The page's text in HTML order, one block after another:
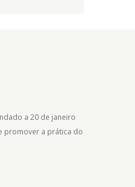
a 20 de janeiro
promover a prática do